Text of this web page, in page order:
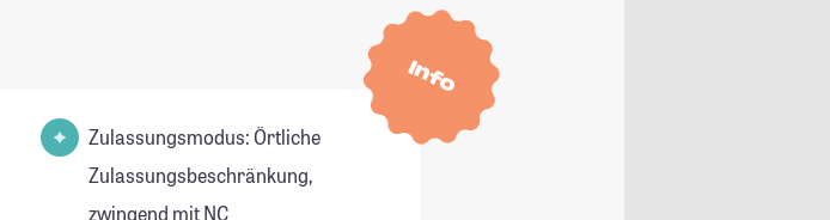
Info
Zulassungsmodus: Örtliche
Zulassungsbeschränkung,
zwingend mit NC